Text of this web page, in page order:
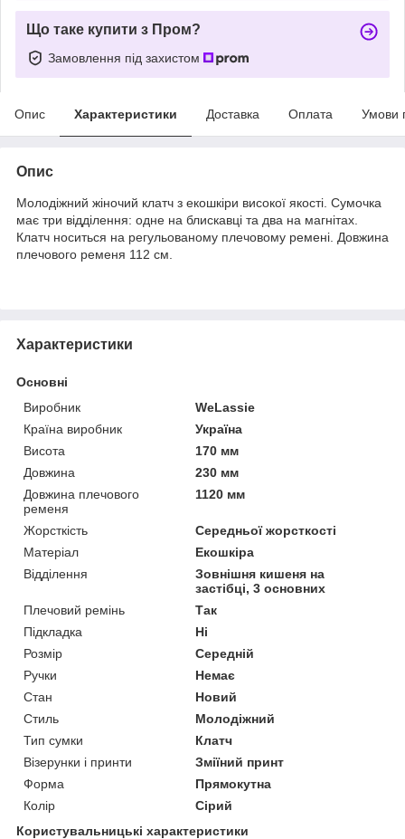
Що таке купити з Пром?
Замовлення під захистом
Опис Характеристики Доставка Оплата Умови
Опис
Молодіжний жіночий клатч з екошкіри високої якості. Сумочка
має три відділення: одне на блискавці та два на магнітах.
Клатч носиться на регульованому плечовому ремені . Довжина
плечового ременя 112 см.
Характеристики
Основні
Виробник
WeLassie
Країна виробник
Україна
Висота
170 мм
Довжина
230 мм
Довжина плечового
ременя
1120 мм
Жорсткість
Середньої жорсткості
Матеріал
Екошкіра
Відділення
Зовнішня кишеня на
застібці, 3 основних
Плечовий ремінь
Так
Підкладка
Ні
Розмір
Середній
Ручки
Немає
Стан
Новий
Стиль
Молодіжний
Тип сумки
Клатч
Візерунки і принти
Зміїний принт
Форма
Прямокутна
Колір
Сірий
Користувальницькі характеристики